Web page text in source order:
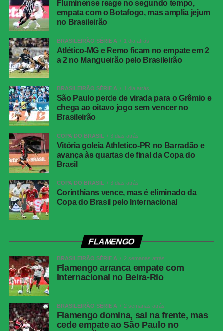
Tricolor passou a encontrar mais espaços na defesa
adversária. A pressão surtiu efeito aos 12 minutos.
Serna recebeu pela esquerda, cortou para o meio e fez o
cruzamento na direção da segunda trave. Ignácio
apareceu livre e cabeceou no canto. A bola ainda bateu
na trave antes de entrar, deixando o placar igualado.
O Botafogo teve uma boa oportunidade de retomar a
vantagem pouco depois. Montoro encontrou Villalba com
um passe de trivela, mas o atacante finalizou fraco,
facilitando a defesa de Fábio.
O Fluminense também ficou perto da virada aos 21
minutos. Nonato recebeu livre dentro da área e bateu
forte, mas Warleson fez uma defesa inusitada com a
cabeça e evitou o segundo gol tricolor.
Na reta final, os dois goleiros voltaram a trabalhar. Aos 25
força da entrada da área, obrigando Fábio a fazer uma
rasteiro e Montoro tentou de fora da área, mas o goleiro
do Fluminense apareceu novamente.
Fluminense reage no segundo tempo, empata
com o Botafogo, mas amplia jejum no Brasileirão
Fluminense reage no segundo tempo,
empata com o Botafogo, mas amplia jejum
no Brasileirão
BRASILEIRÃO SÉRIE A 1 dia atrás
Atlético-MG e Remo ficam no empate em 2
a 2 no Mangueirão pelo Brasileirão
BRASILEIRÃO SÉRIE A 1 dia atrás
São Paulo perde de virada para o Grêmio e
chega ao oitavo jogo sem vencer no
Brasileirão
COPA DO BRASIL 3 dias atrás
Vitória goleia Athletico-PR no Barradão e
avança às quartas de final da Copa do
Brasil
COPA DO BRASIL 3 dias atrás
Corinthians vence, mas é eliminado da
Copa do Brasil pelo Internacional
FLAMENGO
BRASILEIRÃO SÉRIE A 2 semanas atrás
Flamengo arranca empate com
Internacional no Beira-Rio
BRASILEIRÃO SÉRIE A 2 semanas atrás
Flamengo domina, sai na frente, mas
cede empate ao São Paulo no